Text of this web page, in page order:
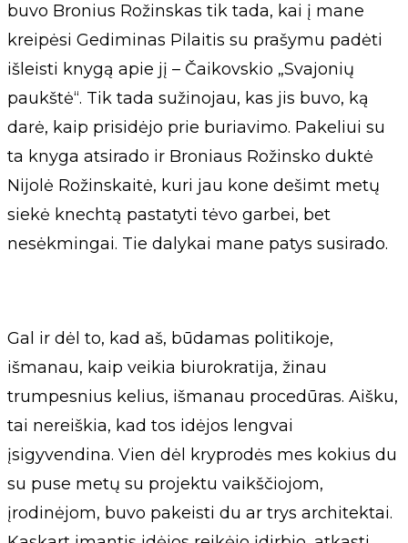
buvo Bronius Rožinskas tik tada, kai į mane
kreipėsi Gediminas Pilaitis su prašymu padėti
išleisti knygą apie jį – Čaikovskio „Svajonių
paukštė“. Tik tada sužinojau, kas jis buvo, ką
darė, kaip prisidėjo prie buriavimo. Pakeliui su
ta knyga atsirado ir Broniaus Rožinsko duktė
Nijolė Rožinskaitė, kuri jau kone dešimt metų
siekė knechtą pastatyti tėvo garbei, bet
nesėkmingai. Tie dalykai mane patys susirado.
Gal ir dėl to, kad aš, būdamas politikoje,
išmanau, kaip veikia biurokratija, žinau
trumpesnius kelius, išmanau procedūras. Aišku,
tai nereiškia, kad tos idėjos lengvai
įsigyvendina. Vien dėl kryprodės mes kokius du
su puse metų su projektu vaikščiojom,
įrodinėjom, buvo pakeisti du ar trys architektai.